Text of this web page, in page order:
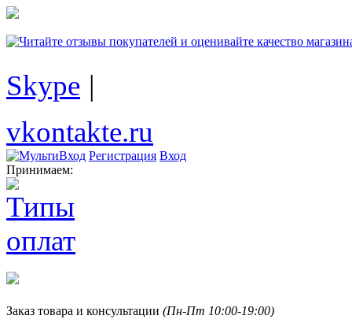
Skype |
vkontakte.ru
Регистрация Вход
Принимаем:
Заказ товара и консультации (Пн-Пт 10:00-19:00)